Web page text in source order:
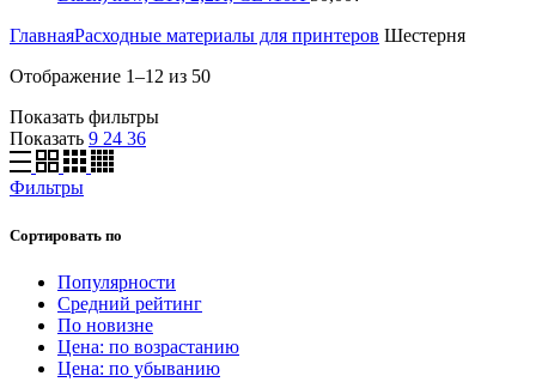
ГлавнаяРасходные материалы для принтеров Шестерня
Отображение 1–12 из 50
Показать фильтры
Показать 9 24 36
Фильтры
Сортировать по
Популярности
Средний рейтинг
По новизне
Цена: по возрастанию
Цена: по убыванию